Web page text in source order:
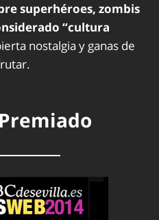
superhéroes, zombis
“cultura
nostalgia y ganas de